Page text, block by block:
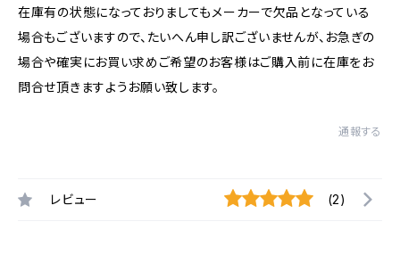
在庫有の状態になっておりましてもメーカーで欠品となっている
場合もございますので、たいへん申し訳ございませんが、お急ぎの
場合や確実にお買い求めご希望のお客様はご購入前に在庫をお
問合せ頂きますようお願い致します。
通報する
レビュー (2)